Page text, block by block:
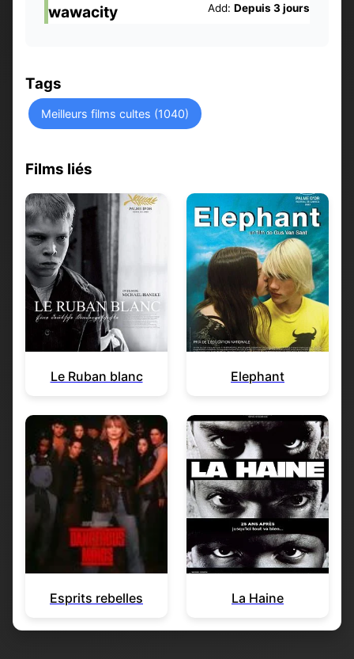
wawacity
Add: Depuis 3 jours
Tags
Meilleurs films cultes (1040)
Films liés
Le Ruban blanc Elephant
Esprits rebelles La Haine